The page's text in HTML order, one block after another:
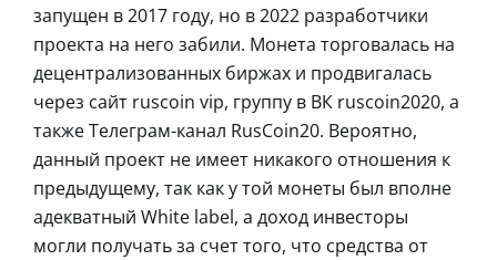
запущен в 2017 году, но в 2022 разработчики
проекта на него забили. Монета торговалась на
децентрализованных биржах и продвигалась
через сайт ruscoin vip, группу в ВК ruscoin2020, а
также Телеграм-канал RusCoin20. Вероятно,
данный проект не имеет никакого отношения к
предыдущему, так как у той монеты был вполне
адекватный White label, а доход инвесторы
могли получать за счет того, что средства от